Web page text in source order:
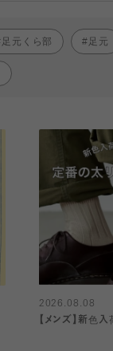
足元くら部 足元
2026.08.08
【メンズ】新色入